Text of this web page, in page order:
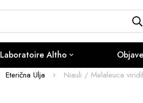
Laboratoire Altho Objave
Eterična Ulja Niauli / Melaleuca